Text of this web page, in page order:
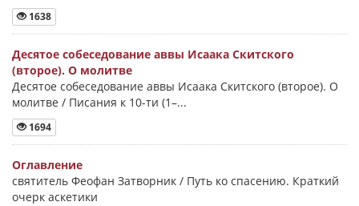
1638
Десятое собеседование аввы Исаака Скитского
(второе). О молитве
Десятое собеседование аввы Исаака Скитского (второе). О
молитве / Писания к 10-ти (1–...
1694
Оглавление
святитель Феофан Затворник / Путь ко спасению. Краткий
очерк аскетики